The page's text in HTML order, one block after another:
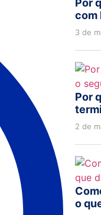
Por
com
3 de
Por
2 de
o